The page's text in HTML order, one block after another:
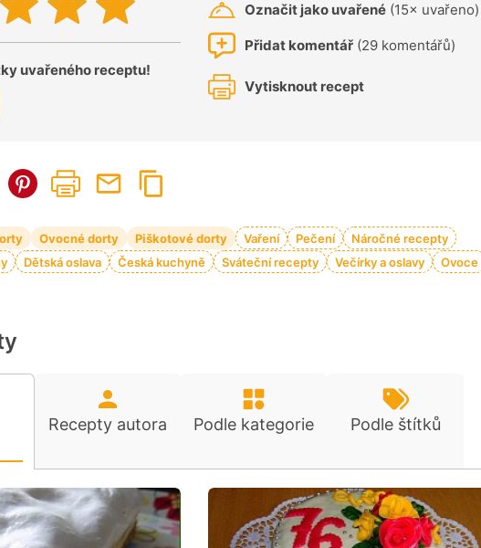
uvařeného receptu!
Označit jako uvařené (15× uvařeno)
Přidat komentář (29 komentářů)
Vytisknout recept
Ovocné dorty Piškotové dorty Vaření Pečení
Náročné recepty
Dětská oslava Česká kuchyně Sváteční recepty Večírky a oslavy Ovoce
Recepty autora Podle kategorie Podle štítků